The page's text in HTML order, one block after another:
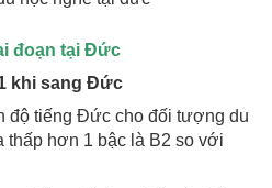
đoạn tại Đức
khi sang Đức
độ tiếng Đức cho đối tượng du
thấp hơn 1 bậc là B2 so với